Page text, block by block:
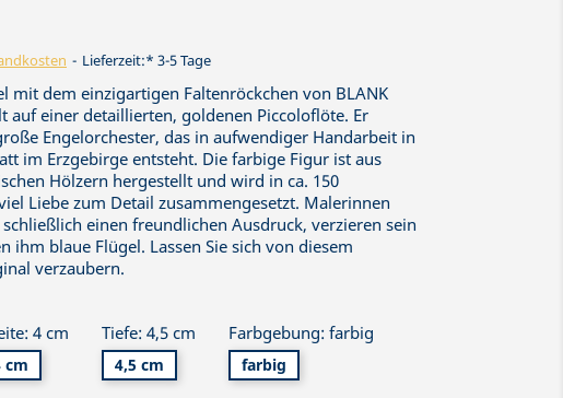
Lieferzeit:* 3-5 Tage
mit dem einzigartigen Faltenröckchen von BLANK
auf einer detaillierten, goldenen Piccoloflöte. Er
Engelorchester, das in aufwendiger Handarbeit in
im Erzgebirge entsteht. Die farbige Figur ist aus
Hölzern hergestellt und wird in ca. 150
Liebe zum Detail zusammengesetzt. Malerinnen
einen freundlichen Ausdruck, verzieren sein
ihm blaue Flügel. Lassen Sie sich von diesem
verzaubern.
4 cm
cm
Tiefe: 4,5 cm
4,5 cm
Farbgebung: farbig
farbig